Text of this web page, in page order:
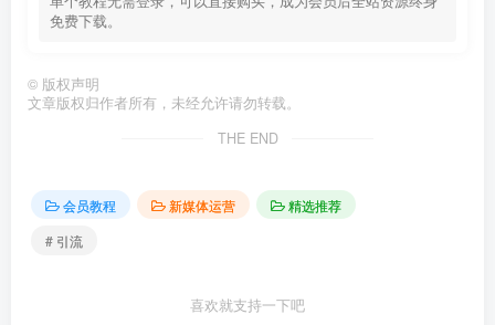
免费下载。
© 版权声明
文章版权归作者所有，未经允许请勿转载。
THE END
会员教程 新媒体运营
精选推荐
# 引流
喜欢就支持一下吧